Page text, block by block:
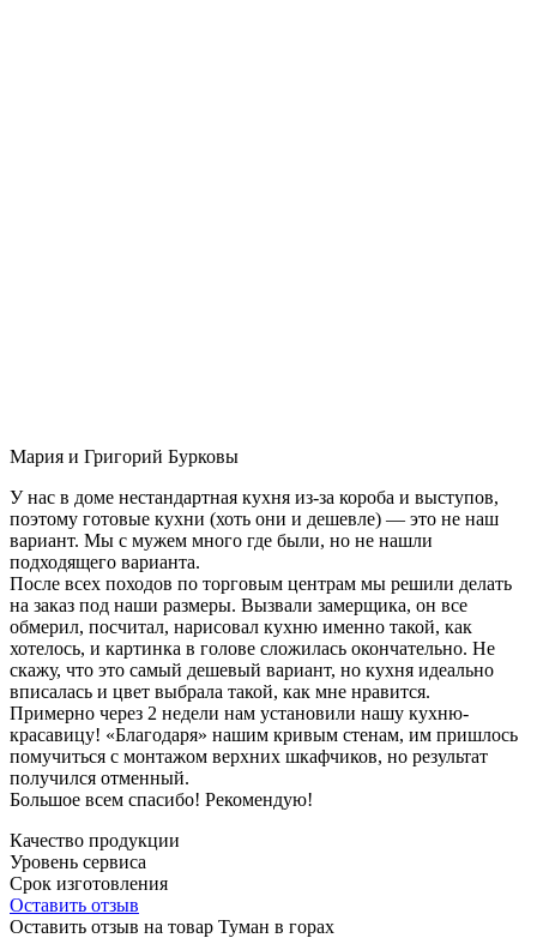
Мария и Григорий Бурковы
У нас в доме нестандартная кухня из-за короба и выступов,
поэтому готовые кухни (хоть они и дешевле) — это не наш
вариант. Мы с мужем много где были, но не нашли
подходящего варианта.
После всех походов по торговым центрам мы решили делать
на заказ под наши размеры. Вызвали замерщика, он все
обмерил, посчитал, нарисовал кухню именно такой, как
хотелось, и картинка в голове сложилась окончательно. Не
скажу, что это самый дешевый вариант, но кухня идеально
вписалась и цвет выбрала такой, как мне нравится.
Примерно через 2 недели нам установили нашу кухню-
красавицу! «Благодаря» нашим кривым стенам, им пришлось
помучиться с монтажом верхних шкафчиков, но результат
получился отменный.
Большое всем спасибо! Рекомендую!
Качество продукции
Уровень сервиса
Срок изготовления
Оставить отзыв
Оставить отзыв на товар Туман в горах